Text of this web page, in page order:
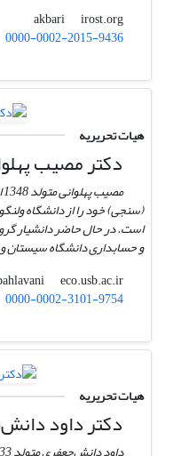
akbari
irost.org
0000-0002-2015-9436
هیات تحریریه
دکتر مصیب
است. در حال حاضر دانشیار
و حسابداری دانشگاه سیستان
pahlavani
eco.usb.ac.ir
0000-0002-3101-9754
هیات تحریریه
دکتر داود